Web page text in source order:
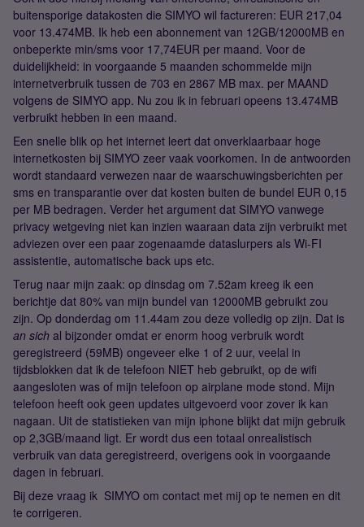
buitensporige datakosten die SIMYO wil factureren: EUR 217,04
voor 13.474MB. Ik heb een abonnement van 12GB/12000MB en
onbeperkte min/sms voor 17,74EUR per maand. Voor de
duidelijkheid: in voorgaande 5 maanden schommelde mijn
internetverbruik tussen de 703 en 2867 MB max. per MAAND
volgens de SIMYO app. Nu zou ik in februari opeens 13.474MB
verbruikt hebben in een maand.
Een snelle blik op het internet leert dat onverklaarbaar hoge
internetkosten bij SIMYO zeer vaak voorkomen. In de antwoorden
wordt standaard verwezen naar de waarschuwingsberichten per
sms en transparantie over dat kosten buiten de bundel EUR 0,15
per MB bedragen. Verder het argument dat SIMYO vanwege
privacy wetgeving niet kan inzien waaraan data zijn verbruikt met
adviezen over een paar zogenaamde dataslurpers als Wi-FI
assistentie, automatische back ups etc.
Terug naar mijn zaak: op dinsdag om 7.52am kreeg ik een
berichtje dat 80% van mijn bundel van 12000MB gebruikt zou
zijn. Op donderdag om 11.44am zou deze volledig op zijn. Dat is
an sich al bijzonder omdat er enorm hoog verbruik wordt
geregistreerd (59MB) ongeveer elke 1 of 2 uur, veelal in
tijdsblokken dat ik de telefoon NIET heb gebruikt, op de wifi
aangesloten was of mijn telefoon op airplane mode stond. Mijn
telefoon heeft ook geen updates uitgevoerd voor zover ik kan
nagaan. Uit de statistieken van mijn iphone blijkt dat mijn gebruik
op 2,3GB/maand ligt. Er wordt dus een totaal onrealistisch
verbruik van data geregistreerd, overigens ook in voorgaande
dagen in februari.
Bij deze vraag ik SIMYO om contact met mij op te nemen en dit
te corrigeren.